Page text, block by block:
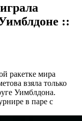
::
ракетке мира
взяла только
Уимблдона.
в паре с